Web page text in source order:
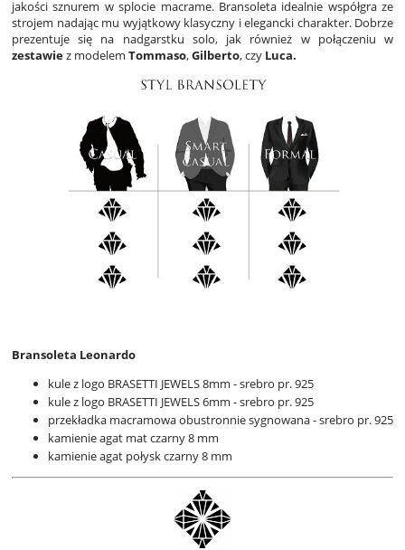
jakości sznurem w splocie macrame. Bransoleta idealnie współgra ze
strojem nadając mu wyjątkowy klasyczny i elegancki charakter. Dobrze
prezentuje się na nadgarstku solo, jak również w połączeniu w
zestawiez modelem Tommaso,Gilberto, czy Luca.
Bransoleta Leonardo
kule z logo BRASETTI JEWELS 8mm - srebro pr. 925
kule z logo BRASETTI JEWELS 6mm - srebro pr. 925
przekładka macramowa obustronnie sygnowana - srebro pr. 925
kamienie agat mat czarny 8 mm
kamienie agat połysk czarny 8 mm